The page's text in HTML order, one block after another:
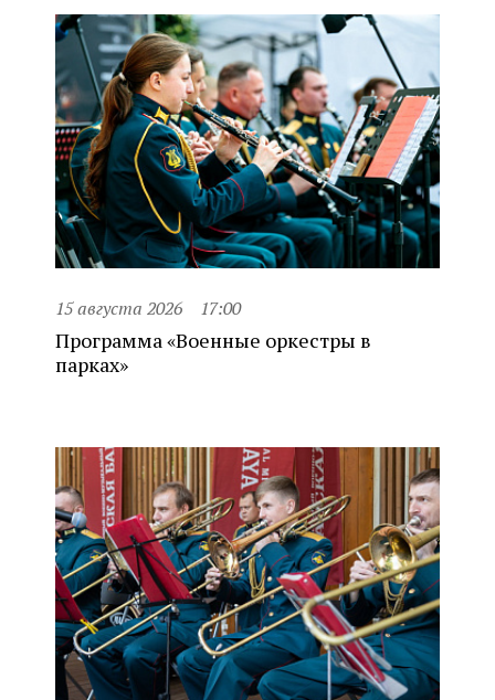
15 августа 2026 17:00
Программа «Военные оркестры в
парках»